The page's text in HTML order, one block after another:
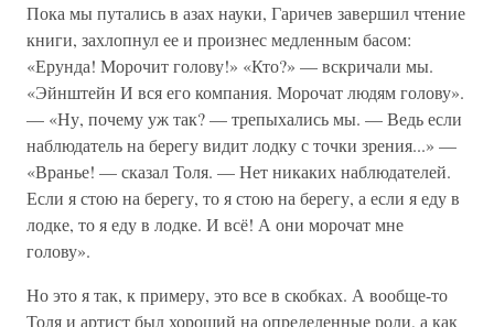
Пока мы путались в азах науки, Гаричев завершил чтение
книги, захлопнул ее и произнес медленным басом:
«Ерунда! Морочит голову!» «Кто?» — вскричали мы.
«Эйнштейн И вся его компания. Морочат людям голову».
— «Ну, почему уж так? — трепыхались мы. — Ведь если
наблюдатель на берегу видит лодку с точки зрения...» —
«Вранье! — сказал Толя. — Нет никаких наблюдателей.
Если я стою на берегу, то я стою на берегу, а если я еду в
лодке, то я еду в лодке. И всё! А они морочат мне
голову».
Но это я так, к примеру, это все в скобках. А вообще-то
Толя и артист был хороший на определенные роли, а как